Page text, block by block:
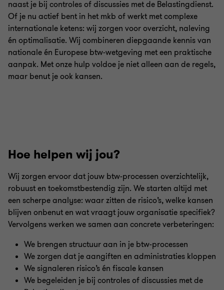
naast je bij controles of discussies met de Belastingdienst.
Of je nu actief bent in het mkb of werkt met complexe
internationale ketens: wij zorgen voor overzicht, naleving
én optimalisatie. Wij combineren diepgaande kennis van
nationale én Europese btw-wetgeving met een praktische
aanpak. Met onze hulp voldoe je niet alleen aan de regels,
maar benut je ook kansen.
Hoe helpen wij jou?
Wij zorgen ervoor dat jouw btw-processen overzichtelijk,
robuust en toekomstbestendig zijn. We starten altijd met
een scherpe analyse: waar zitten de risico’s, welke kansen
blijven onbenut en wat vraagt jouw organisatie specifiek?
Vervolgens werken we samen aan concrete verbeteringen:
We brengen structuur aan in je btw-processen
We zorgen dat je aangiften en administraties kloppen
We signaleren risico’s én fiscale kansen
We begeleiden je bij controles of discussies met de